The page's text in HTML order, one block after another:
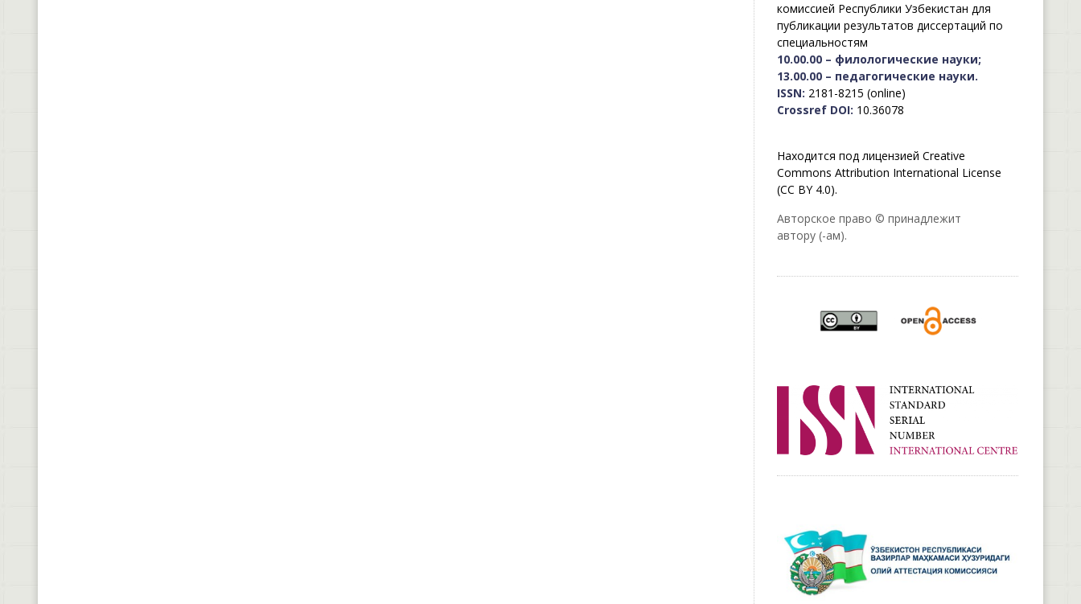
комиссией Республики Узбекистан для
публикации результатов диссертаций по
специальностям
10.00.00 – филологические науки;
13.00.00 – педагогические науки.
ISSN: 2181-8215 (online)
Crossref DOI: 10.36078
Находится под лицензией Creative
Commons Attribution International License
(CC BY 4.0).
Авторское право © принадлежит
автору (-ам).